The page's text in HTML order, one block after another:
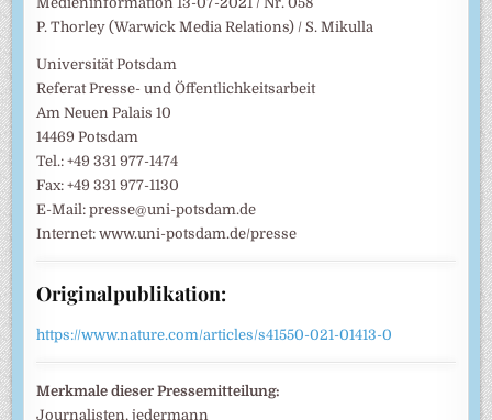
P. Thorley (Warwick Media Relations) / S. Mikulla
Universität Potsdam
Referat Presse- und Öffentlichkeitsarbeit
Am Neuen Palais 10
14469 Potsdam
Tel.: +49 331 977-1474
Fax: +49 331 977-1130
E-Mail: presse@uni-potsdam.de
Internet: www.uni-potsdam.de/presse
Originalpublikation:
https://www.nature.com/articles/s41550-021-01413-0
Merkmale dieser Pressemitteilung:
Journalisten, jedermann